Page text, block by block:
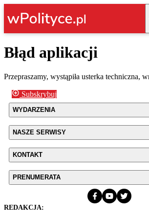
Błąd aplikacji
Przepraszamy, wystąpiła usterka techniczna,
Subskrybuj
WYDARZENIA
NASZE SERWISY
KONTAKT
PRENUMERATA
REDAKCJA: